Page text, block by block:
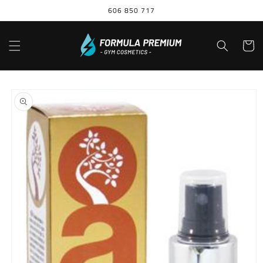
al contenido
606 850 717
Carrito
a la
información
del producto